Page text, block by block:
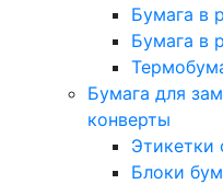
Бумага в
Бумага в
Бумага для
конверты
Этикетки
Блоки